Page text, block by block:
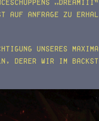
auf Anfrage zu
unseres
derer wir im